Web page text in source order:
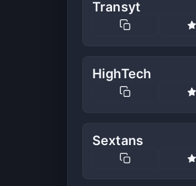
Transyt
HighTech
Sextans